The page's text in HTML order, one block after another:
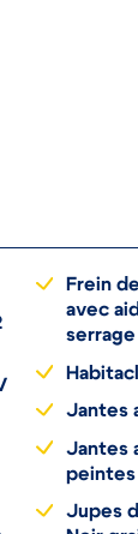
Frein
avec
Jantes
Jantes
peintes
Jupes